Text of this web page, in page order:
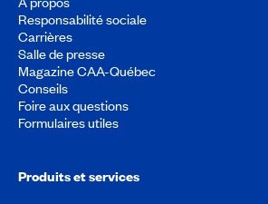
Responsabilité sociale
Carrières
Salle de presse
Magazine CAA-Québec
Conseils
Foire aux questions
Formulaires utiles
Produits et services